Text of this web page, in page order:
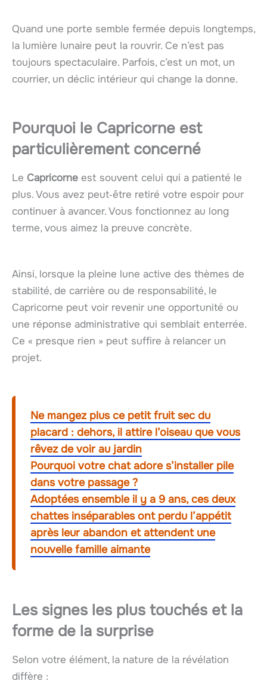
Quand une porte semble fermée depuis longtemps,
la lumière lunaire peut la rouvrir. Ce n’est pas
toujours spectaculaire. Parfois, c’est un mot, un
courrier, un déclic intérieur qui change la donne.
Pourquoi le Capricorne est
particulièrement concerné
Le Capricorne est souvent celui qui a patienté le
plus. Vous avez peut‑être retiré votre espoir pour
continuer à avancer. Vous fonctionnez au long
terme, vous aimez la preuve concrète.
Ainsi, lorsque la pleine lune active des thèmes de
stabilité, de carrière ou de responsabilité, le
Capricorne peut voir revenir une opportunité ou
une réponse administrative qui semblait enterrée.
Ce « presque rien » peut suffire à relancer un
projet.
Ne mangez plus ce petit fruit sec du
placard : dehors, il attire l’oiseau que vous
rêvez de voir au jardin
Pourquoi votre chat adore s’installer pile
dans votre passage ?
Adoptées ensemble il y a 9 ans, ces deux
chattes inséparables ont perdu l’appétit
après leur abandon et attendent une
nouvelle famille aimante
Les signes les plus touchés et la
forme de la surprise
Selon votre élément, la nature de la révélation
diffère :